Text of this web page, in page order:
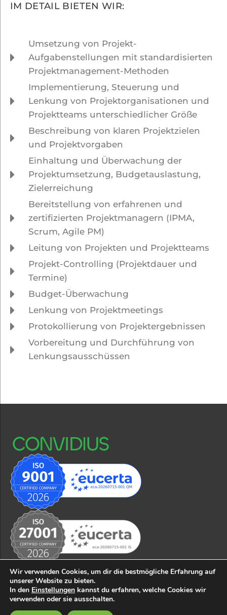
IM DETAIL BIETEN WIR:
Umsetzung von Projekt-
Aufgabenstellungen mit standardisierten
Projektmanagement-Methoden
Implementierung, Steuerung und
Lenkung von Projektorganisationen und
Projektteams unterschiedlicher Größe
Beschreibung von klaren Projektzielen
und Projektvorgaben
Einhaltung und Überwachung der
Projektumsetzung, Budgetauslastung,
Zielerreichung
Bereitstellung von erfahrenen und
zertifizierten Projektmanagern (IPMA,
Scrum, Agile PM)
Leitung von Projekten und Projektteams
Projekt-Controlling (Projektdauer und
Termine)
Budget-Überwachung
Lenkung von Projektmeetings
Protokollierung von Projektergebnissen
Vorbereitung und Durchführung von
Lenkungsausschüssen
Wir verwenden Cookies, um dir die bestmögliche Erfahrung auf
unserer Website zu bieten.
In den Einstellungen kannst du erfahren, welche Cookies wir
verwenden oder sie ausschalten.
© 2026 CONVIDIUS business solutions GmbHImpressum